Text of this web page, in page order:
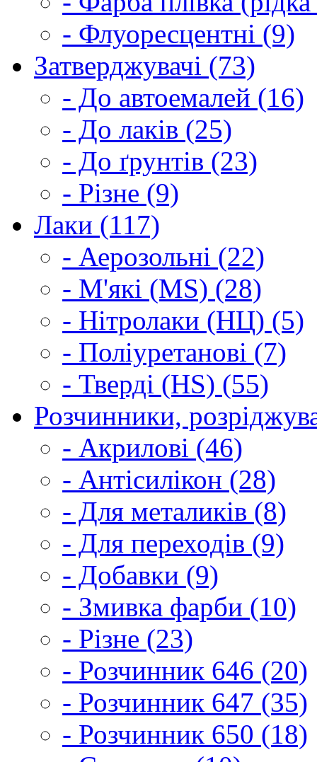
- Флуоресцентні (9)
Затверджувачі (73)
- До автоемалей (16)
- До лаків (25)
- До ґрунтів (23)
- Різне (9)
Лаки (117)
- Аерозольні (22)
- М'які (MS) (28)
- Нітролаки (НЦ) (5)
- Поліуретанові (7)
- Тверді (HS) (55)
Розчинники,
- Акрилові (46)
- Антісилікон (28)
- Для металиків (8)
- Для переходів (9)
- Добавки (9)
- Змивка фарби (10)
- Різне (23)
- Розчинник 646 (20)
- Розчинник 647 (35)
- Розчинник 650 (18)